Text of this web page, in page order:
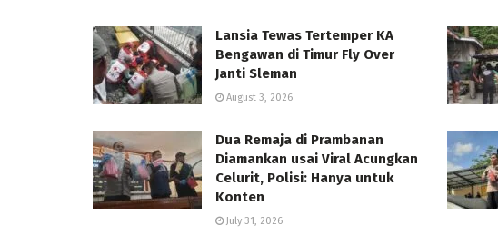
Lansia Tewas Tertemper KA
Bengawan di Timur Fly Over
Janti Sleman
August 3, 2026
Dua Remaja di Prambanan
Diamankan usai Viral Acungkan
Celurit, Polisi: Hanya untuk
Konten
July 31, 2026